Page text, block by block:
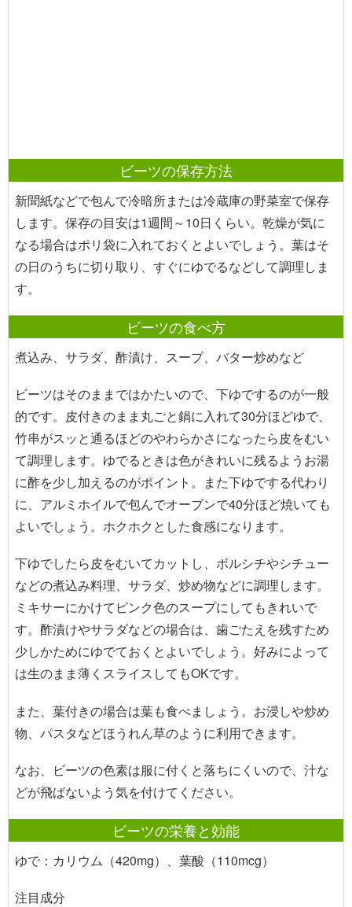
ビーツの保存方法
新聞紙などで包んで冷暗所または冷蔵庫の野菜室で保存
します。保存の目安は1週間～10日くらい。乾燥が気に
なる場合はポリ袋に入れておくとよいでしょう。葉はそ
の日のうちに切り取り、すぐにゆでるなどして調理しま
す。
ビーツの食べ方
煮込み、サラダ、酢漬け、スープ、バター炒めなど
ビーツはそのままではかたいので、下ゆでするのが一般
的です。皮付きのまま丸ごと鍋に入れて30分ほどゆで、
竹串がスッと通るほどのやわらかさになったら皮をむい
て調理します。ゆでるときは色がきれいに残るようお湯
に酢を少し加えるのがポイント。また下ゆでする代わり
に、アルミホイルで包んでオーブンで40分ほど焼いても
よいでしょう。ホクホクとした食感になります。
下ゆでしたら皮をむいてカットし、ボルシチやシチュー
などの煮込み料理、サラダ、炒め物などに調理します。
ミキサーにかけてピンク色のスープにしてもきれいで
す。酢漬けやサラダなどの場合は、歯ごたえを残すため
少しかためにゆでておくとよいでしょう。好みによって
は生のまま薄くスライスしてもOKです。
また、葉付きの場合は葉も食べましょう。お浸しや炒め
物、パスタなどほうれん草のように利用できます。
なお、ビーツの色素は服に付くと落ちにくいので、汁な
どが飛ばないよう気を付けてください。
ビーツの栄養と効能
ゆで：カリウム（420mg）、葉酸（110mcg）
注目成分